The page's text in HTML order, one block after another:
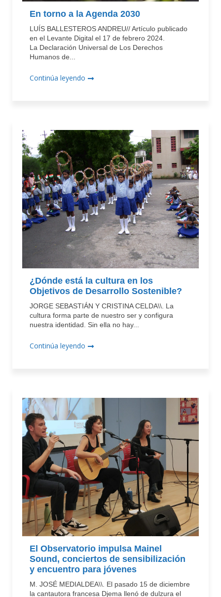
En torno a la Agenda 2030
LUÍS BALLESTEROS ANDREU// Artículo publicado
en el Levante Digital el 17 de febrero 2024.
La Declaración Universal de Los Derechos
Humanos de...
Continúa leyendo
¿Dónde está la cultura en los
Objetivos de Desarrollo Sostenible?
JORGE SEBASTIÁN Y CRISTINA CELDA\\. La
cultura forma parte de nuestro ser y configura
nuestra identidad. Sin ella no hay...
Continúa leyendo
El Observatorio impulsa Mainel
Sound, conciertos de sensibilización
y encuentro para jóvenes
M. JOSÉ MEDIALDEA\\. El pasado 15 de diciembre
la cantautora francesa Djema llenó de dulzura el